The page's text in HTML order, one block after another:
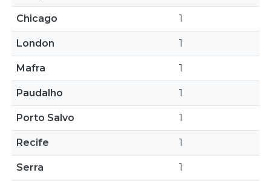
Chicago 1
London 1
Mafra 1
Paudalho 1
Porto Salvo 1
Recife 1
Serra 1